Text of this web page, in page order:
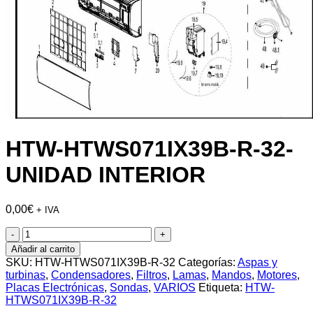
HTW-HTWS071IX39B-R-32-
UNIDAD INTERIOR
0,00€ + IVA
HTW-
HTWS071IX39B-
R-
32-
UNIDAD
INTERIOR
cantidad
Añadir al carrito
SKU: HTW-HTWS071IX39B-R-32 Categorías: Aspas y
turbinas, Condensadores, Filtros, Lamas, Mandos, Motores,
Placas Electrónicas, Sondas, VARIOS Etiqueta: HTW-
HTWS071IX39B-R-32